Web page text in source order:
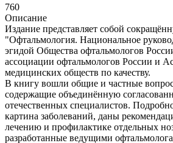
760
Описание
Издание представляет собой
"Офтальмология. Национальное
эгидой Общества офтальмологов
ассоциации офтальмологов России и
медицинских обществ по качеству.
В книгу вошли общие и частные
содержащие объединённую
отечественных специалистов.
картина заболеваний, даны
лечению и профилактике отдельных
разработанные ведущими